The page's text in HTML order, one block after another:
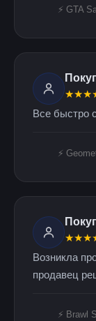
⚡️ GTA
★★★
Все быстро
⚡️
★★★
Возникла
продавец